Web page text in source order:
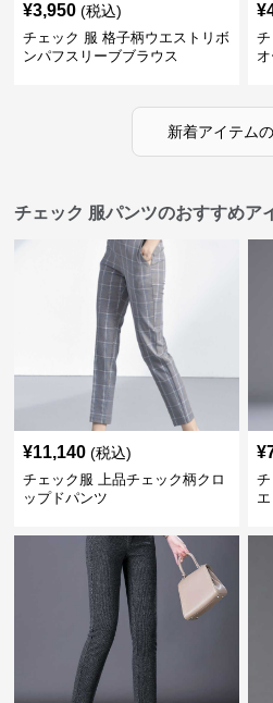
¥3,950 (税込)
チェック 服 格子柄ウエストリボ
ンパフスリーブブラウス
¥
新着アイテム
チェック 服パンツのおすすめア
¥11,140 (税込)
チェック服 上品チェック柄クロ
ップドパンツ
¥